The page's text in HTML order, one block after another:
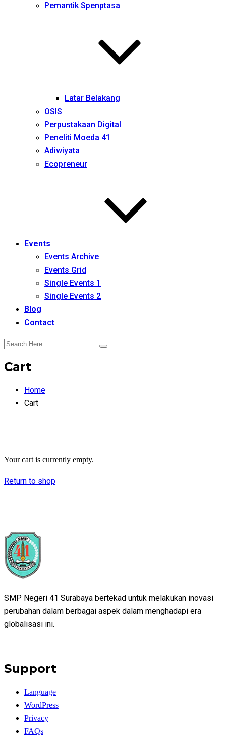
Pemantik Spenptasa
Latar Belakang
OSIS
Perpustakaan Digital
Peneliti Moeda 41
Adiwiyata
Ecopreneur
Events
Events Archive
Events Grid
Single Events 1
Single Events 2
Blog
Contact
Cart
Home
Cart
Your cart is currently empty.
Return to shop
SMP Negeri 41 Surabaya bertekad untuk melakukan inovasi
perubahan dalam berbagai aspek dalam menghadapi era
globalisasi ini.
Support
Language
WordPress
Privacy
FAQs